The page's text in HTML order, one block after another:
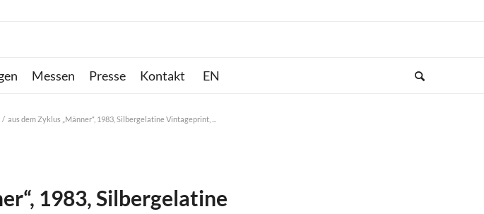
Messen Presse Kontakt
/ aus dem Zyklus „Männer“, 1983, Silbergelatine Vintageprint, ...
1983, Silbergelatine